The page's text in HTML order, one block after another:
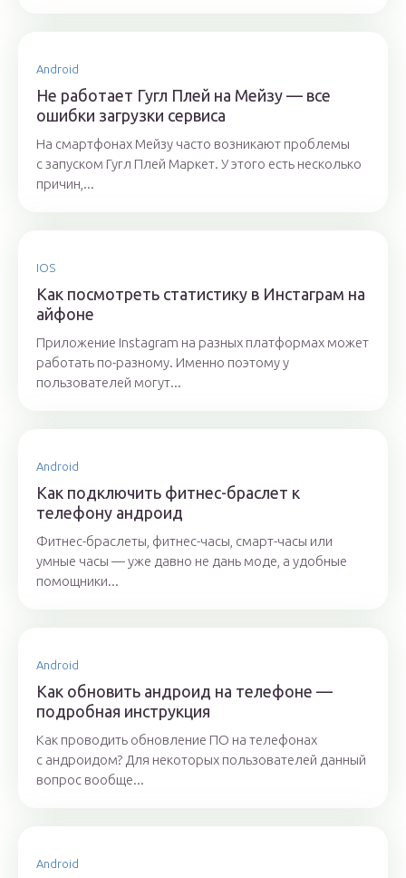
Android
Не работает Гугл Плей на Мейзу — все
ошибки загрузки сервиса
На смартфонах Мейзу часто возникают проблемы
с запуском Гугл Плей Маркет. У этого есть несколько
причин,...
IOS
Как посмотреть статистику в Инстаграм на
айфоне
Приложение Instagram на разных платформах может
работать по-разному. Именно поэтому у
пользователей могут...
Android
Как подключить фитнес-браслет к
телефону андроид
Фитнес-браслеты, фитнес-часы, смарт-часы или
умные часы — уже давно не дань моде, а удобные
помощники...
Android
Как обновить андроид на телефоне —
подробная инструкция
Как проводить обновление ПО на телефонах
с андроидом? Для некоторых пользователей данный
вопрос вообще...
Android